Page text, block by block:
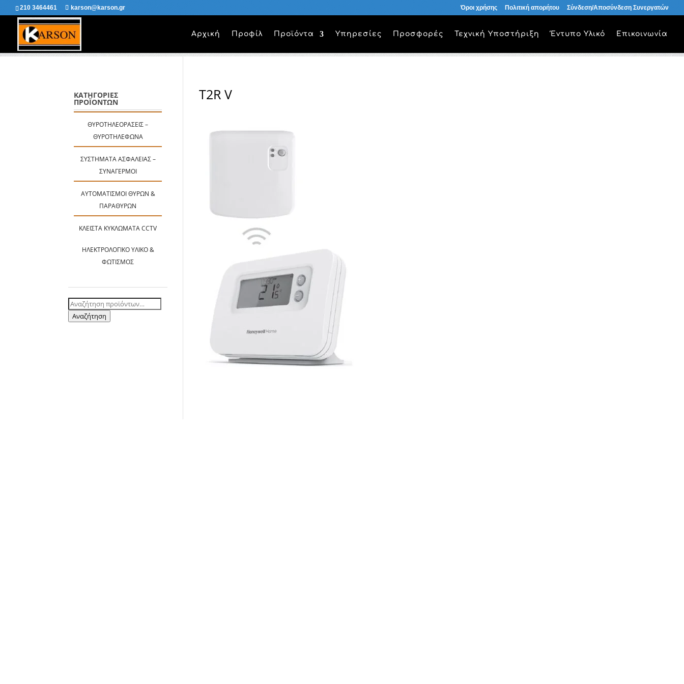
210 3464461 karson@karson.gr Όροι χρήσης Πολιτική απορήτου Σύνδεση/Αποσύνδεση Συνεργατών
Αρχική Προφίλ Προϊόντα Υπηρεσίες Προσφορές Τεχνική Υποστήριξη Έντυπο Υλικό Επικοινωνία
T2R V
ΚΑΤΗΓΟΡΙΕΣ
ΠΡΟΪΟΝΤΩΝ
ΘΥΡΟΤΗΛΕΟΡΆΣΕΙΣ –
ΘΥΡΟΤΗΛΈΦΩΝΑ
ΣΥΣΤΉΜΑΤΑ ΑΣΦΑΛΕΊΑΣ –
ΣΥΝΑΓΕΡΜΟΊ
ΑΥΤΟΜΑΤΙΣΜΟΊ ΘΥΡΏΝ &
ΠΑΡΑΘΎΡΩΝ
ΚΛΕΙΣΤΆ ΚΥΚΛΏΜΑΤΑ CCTV
ΗΛΕΚΤΡΟΛΟΓΙΚΌ ΥΛΙΚΌ &
ΦΩΤΙΣΜΌΣ
Αναζήτηση
για:
Αναζήτηση